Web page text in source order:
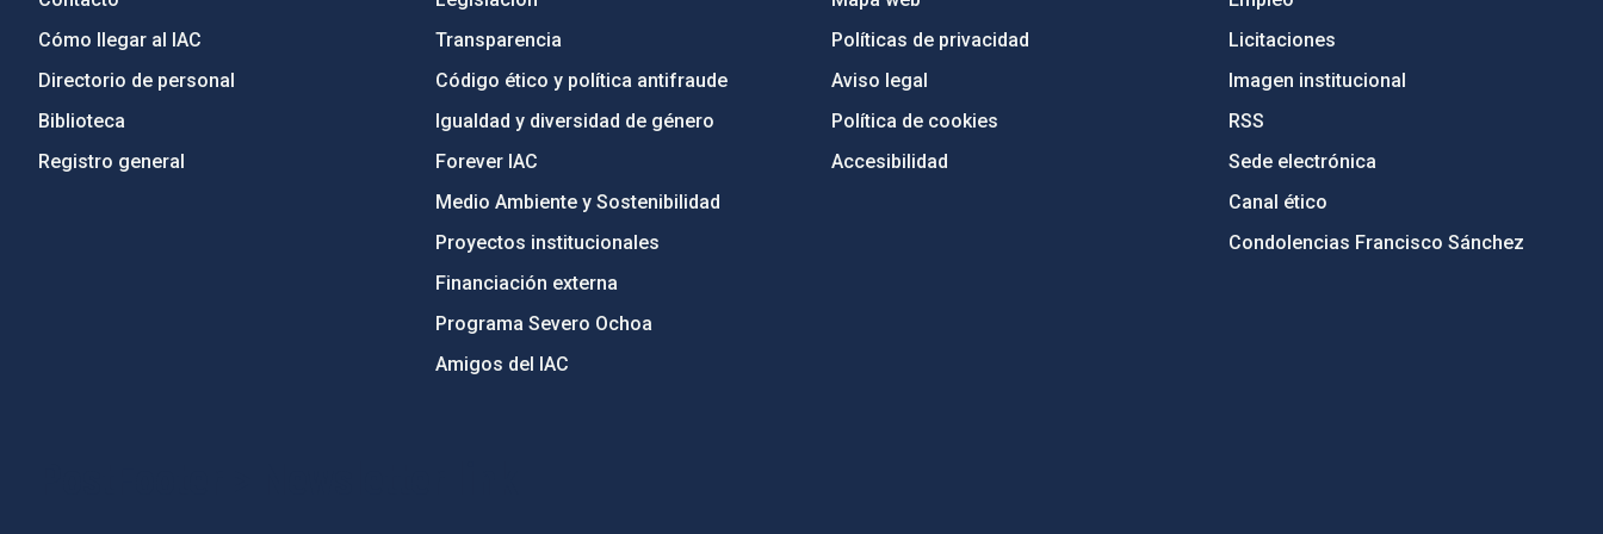
Cómo llegar al IAC
Directorio de personal
Biblioteca
Registro general
Transparencia
Código ético y política antifraude
Igualdad y diversidad de género
Forever IAC
Medio Ambiente y Sostenibilidad
Proyectos institucionales
Financiación externa
Programa Severo Ochoa
Amigos del IAC
Políticas de privacidad
Aviso legal
Política de cookies
Accesibilidad
Licitaciones
Imagen institucional
RSS
Sede electrónica
Canal ético
Condolencias Francisco Sánchez